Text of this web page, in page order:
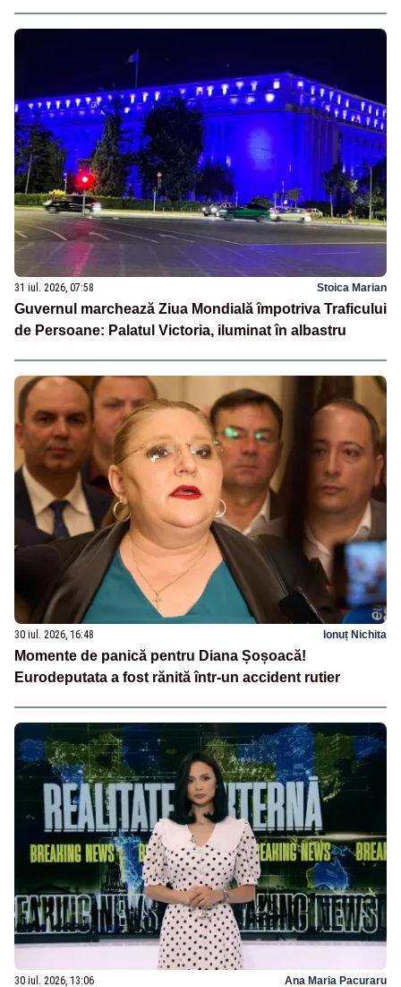
31 iul. 2026, 07:58 Stoica Marian
Guvernul marchează Ziua Mondială împotriva Traficului
de Persoane: Palatul Victoria, iluminat în albastru
30 iul. 2026, 16:48 Ionuț Nichita
Momente de panică pentru Diana Șoșoacă!
Eurodeputata a fost rănită într-un accident rutier
30 iul. 2026, 13:06 Ana Maria Pacuraru